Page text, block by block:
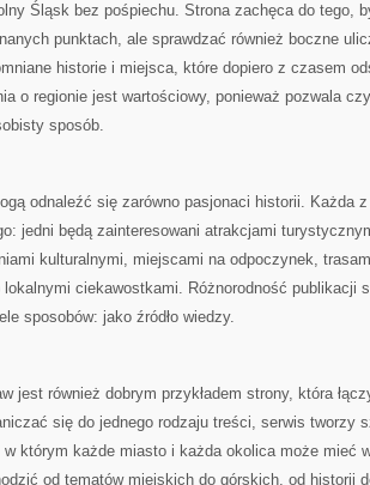
Śląsk bez pośpiechu. Strona zachęca do tego,
punktach, ale sprawdzać również boczne
historie i miejsca, które dopiero z czasem
o regionie jest wartościowy, ponieważ pozwala
sposób.
odnaleźć się zarówno pasjonaci historii. Każda
jedni będą zainteresowani atrakcjami
kulturalnymi, miejscami na odpoczynek,
lokalnymi ciekawostkami. Różnorodność publikacji
sposobów: jako źródło wiedzy.
jest również dobrym przykładem strony, która
się do jednego rodzaju treści, serwis tworzy
w którym każde miasto i każda okolica może mieć
od tematów miejskich do górskich, od historii